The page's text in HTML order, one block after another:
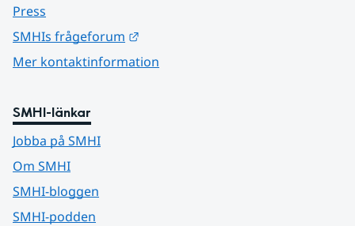
Press
SMHIs frågeforum
Mer kontaktinformation
SMHI-länkar
Jobba på SMHI
Om SMHI
SMHI-bloggen
SMHI-podden